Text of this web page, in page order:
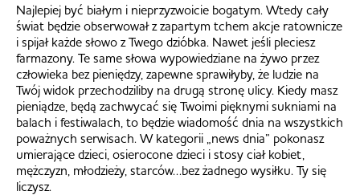
Najlepiej być białym i nieprzyzwoicie bogatym. Wtedy cały
świat będzie obserwował z zapartym tchem akcje ratownicze
i spijał każde słowo z Twego dzióbka. Nawet jeśli pleciesz
farmazony. Te same słowa wypowiedziane na żywo przez
człowieka bez pieniędzy, zapewne sprawiłyby, że ludzie na
Twój widok przechodziliby na drugą stronę ulicy. Kiedy masz
pieniądze, będą zachwycać się Twoimi pięknymi sukniami na
balach i festiwalach, to będzie wiadomość dnia na wszystkich
poważnych serwisach. W kategorii „news dnia” pokonasz
umierające dzieci, osierocone dzieci i stosy ciał kobiet,
mężczyzn, młodzieży, starców…bez żadnego wysiłku. Ty się
liczysz.